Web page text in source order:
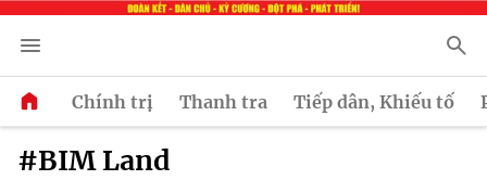
Chính trị Thanh tra Tiếp dân, Khiếu tố
#BIM Land